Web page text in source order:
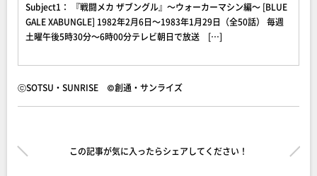
Subject1： 『戦闘メカ ザブングル』～ウォーカーマシン編～ [BLUE
GALE XABUNGLE] 1982年2月6日～1983年1月29日（全50話） 毎週
土曜午後5時30分～6時00分テレビ朝日で放送 […]
ⓒSOTSU・SUNRISE ©創通・サンライズ
この記事が気に入ったらシェアしてください！